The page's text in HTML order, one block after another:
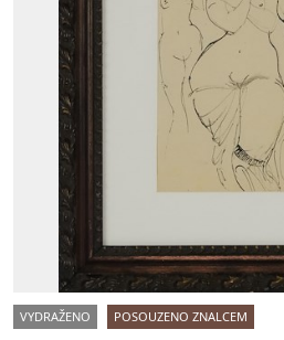
VYDRAŽENO POSOUZENO ZNALCEM